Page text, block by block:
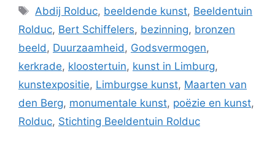
Tags
Abdij Rolduc, beeldende kunst, Beeldentuin
Rolduc, Bert Schiffelers, bezinning, bronzen
beeld, Duurzaamheid, Godsvermogen,
kerkrade, kloostertuin, kunst in Limburg,
kunstexpositie, Limburgse kunst, Maarten van
den Berg, monumentale kunst, poëzie en kunst,
Rolduc, Stichting Beeldentuin Rolduc